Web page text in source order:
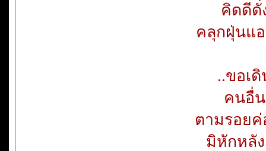
คิดดีดั่
คลุกฝุ่นแ
..ขอเ
คนอื่น
ตามรอยค่
มิหักหลัง